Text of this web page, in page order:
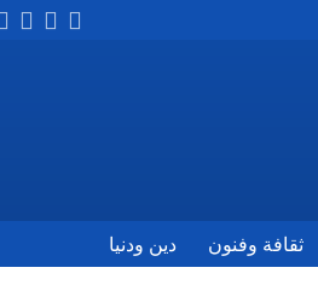
ثقافة وفنون دين ودنيا